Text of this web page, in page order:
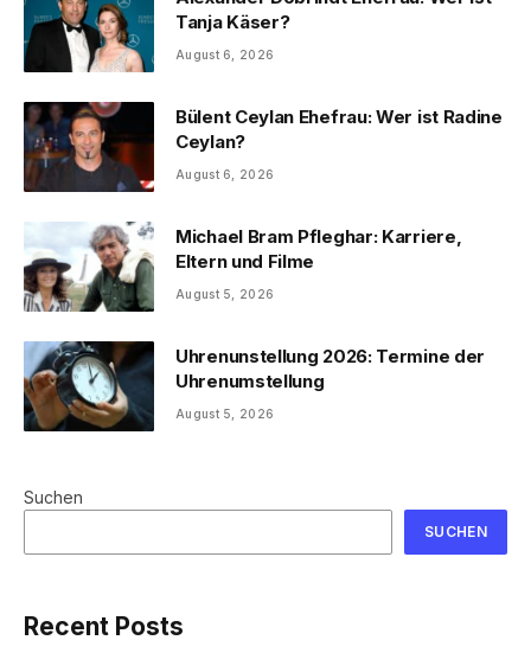
Tanja Käser?
August 6, 2026
Bülent Ceylan Ehefrau: Wer ist Radine
Ceylan?
August 6, 2026
Michael Bram Pfleghar: Karriere,
Eltern und Filme
August 5, 2026
Uhrenunstellung 2026: Termine der
Uhrenumstellung
August 5, 2026
Suchen
SUCHEN
Recent Posts